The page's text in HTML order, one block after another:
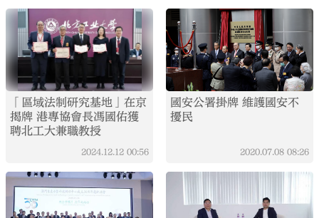
「區域法制研究基地」在京
揭牌 港專協會長馮國佑獲
聘北工大兼職教授
2024.12.12 00:56
國安公署掛牌 維護國安不
擾民
2020.07.08 08:26